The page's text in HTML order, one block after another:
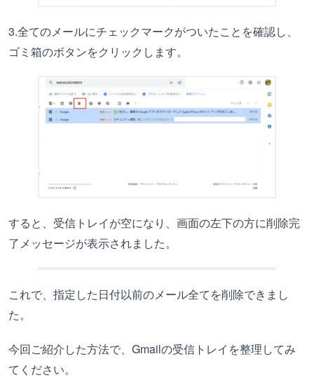
3.全てのメールにチェックマークがついたことを確認し、
ゴミ箱のボタンをクリックします。
すると、受信トレイが空になり、画面の左下の方に削除完
了メッセージが表示されました。
これで、指定した日付以前のメール全てを削除できまし
た。
今回ご紹介した方法で、Gmailの受信トレイを整理してみ
てください。